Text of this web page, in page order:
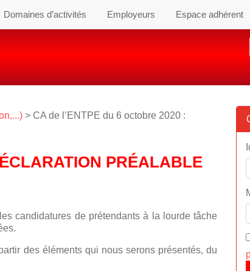
Domaines d’activités Employeurs Espace adhérent
> CA de l’ENTPE du 6 octobre 2020 :
PRÉALABLE
candidatures de prétendants à la lourde tâche
des éléments qui nous serons présentés, du